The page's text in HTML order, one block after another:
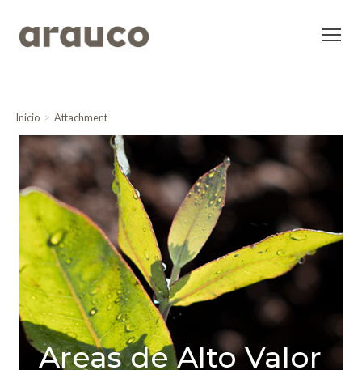
Inicio Attachment
Areas de Alto Valor